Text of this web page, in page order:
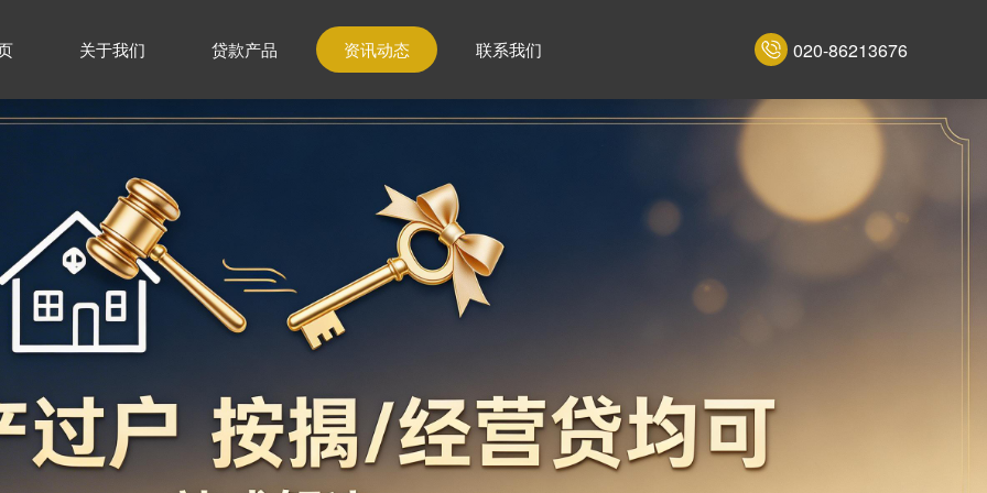
关于我们 贷款产品 资讯动态 联系我们 020-86213676